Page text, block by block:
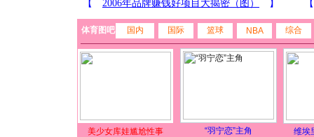
体育图吧 国内 国际 篮球 NBA 综合
美少女库娃尴尬性事 “羽宁恋”主角 维埃